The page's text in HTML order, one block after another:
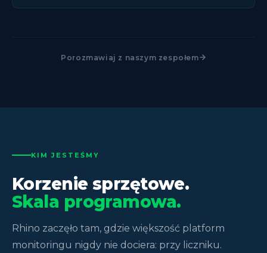
Porozmawiaj z naszym zespołem
KIM JESTEŚMY
Korzenie sprzętowe.
Skala programowa.
Rhino zaczęło tam, gdzie większość platform
monitoringu nigdy nie dociera: przy liczniku.